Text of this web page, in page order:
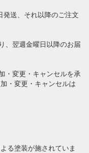
発送、それ以降のご注文
、翌週金曜日以降のお届
・変更・キャンセルを承
・変更・キャンセルは
る塗装が施されていま